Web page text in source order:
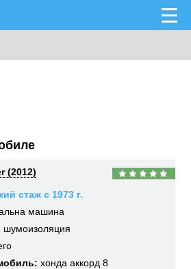
(2012)
стаж с 1973 г.
машина
шумоизоляция
хонда аккорд 8